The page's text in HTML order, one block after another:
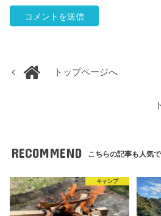
トップページへ
RECOMMEND こちらの記事も人気で
キャンプ